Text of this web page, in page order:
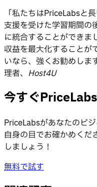
「私たちはPriceLabsと
支援を受けた学習期間の
に統合することができま
収益を最大化することが
いなら、強くお勧めしま
理者、 Host4U
今すぐ
PriceLabsがあなたのビ
自身の目でお確かめくだ
しましょう！
無料で試す